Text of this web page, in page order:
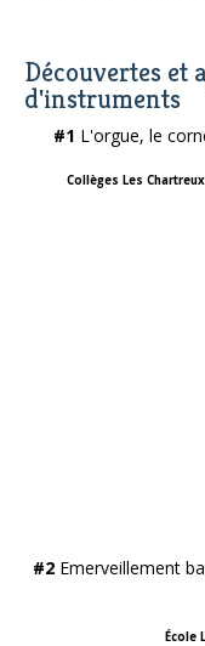
Découvertes et
d'instruments
#1 L'orgue, le
Collèges Les
#2 Emerveillement
École